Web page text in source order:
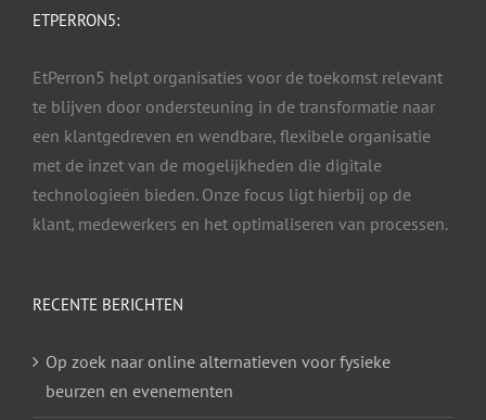
ETPERRON5:
EtPerron5 helpt organisaties voor de toekomst relevant
te blijven door ondersteuning in de transformatie naar
een klantgedreven en wendbare, flexibele organisatie
met de inzet van de mogelijkheden die digitale
technologieën bieden. Onze focus ligt hierbij op de
klant, medewerkers en het optimaliseren van processen.
RECENTE BERICHTEN
Op zoek naar online alternatieven voor fysieke
beurzen en evenementen